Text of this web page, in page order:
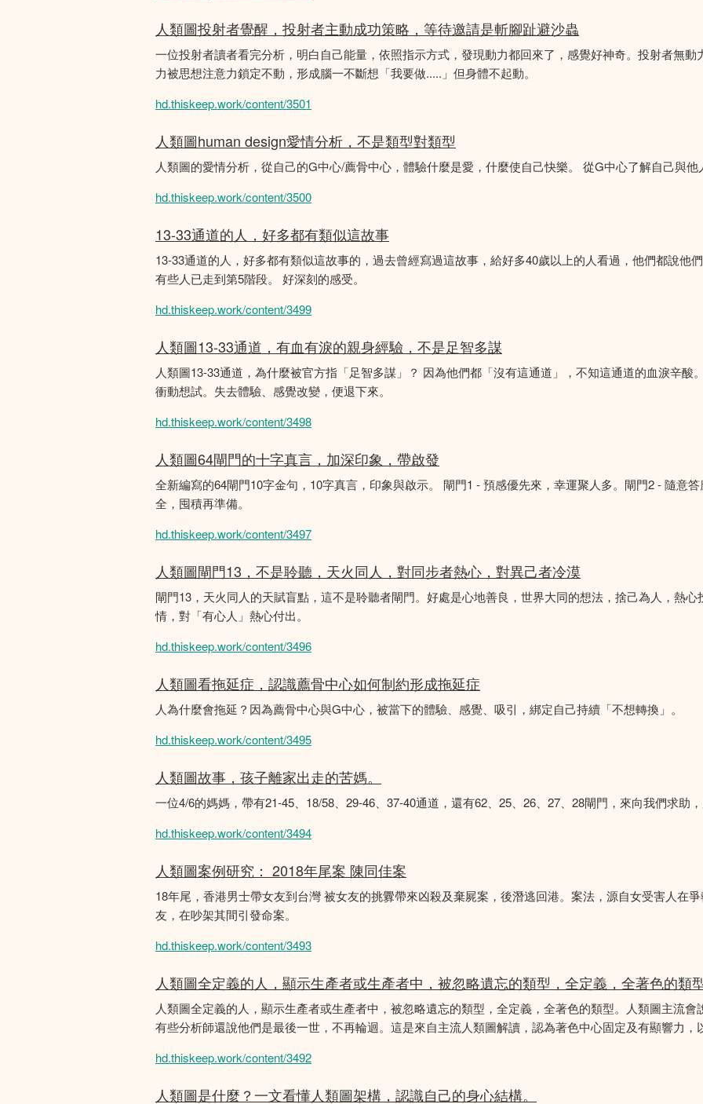
人類圖投射者覺醒，投射者主動成功策略，等待邀請是斬腳趾避沙蟲
一位投射者讀者看完分析，明白自己能量，依照指示方式，發現動力都回來了，感覺好神奇。投射者無
力被思想注意力鎖定不動，形成腦一不斷想「我要做.....」但身體不起動。
hd.thiskeep.work/content/3501
人類圖human design愛情分析，不是類型對類型
人類圖的愛情分析，從自己的G中心/薦骨中心，體驗什麼是愛，什麼使自己快樂。 從G中心了解自己與他
hd.thiskeep.work/content/3500
13-33通道的人，好多都有類似這故事
13-33通道的人，好多都有類似這故事的，過去曾經寫過這故事，給好多40歲以上的人看過，他們都說他
有些人已走到第5階段。 好深刻的感受。
hd.thiskeep.work/content/3499
人類圖13-33通道，有血有淚的親身經驗，不是足智多謀
人類圖13-33通道，為什麼被官方指「足智多謀」？ 因為他們都「沒有這通道」，不知這通道的血淚辛酸
衝動想試。失去體驗、感覺改變，便退下來。
hd.thiskeep.work/content/3498
人類圖64閘門的十字真言，加深印象，帶啟發
全新編寫的64閘門10字金句，10字真言，印象與啟示。 閘門1 - 預感優先來，幸運聚人多。閘門2 - 隨意
全，囤積再準備。
hd.thiskeep.work/content/3497
人類圖閘門13，不是聆聽，天火同人，對同步者熱心，對異己者冷漠
閘門13，天火同人的天賦盲點，這不是聆聽者閘門。好處是心地善良，世界大同的想法，捨己為人，熱
情，對「有心人」熱心付出。
hd.thiskeep.work/content/3496
人類圖看拖延症，認識薦骨中心如何制約形成拖延症
人為什麼會拖延？因為薦骨中心與G中心，被當下的體驗、感覺、吸引，綁定自己持續「不想轉換」。
hd.thiskeep.work/content/3495
人類圖故事，孩子離家出走的苦媽。
一位4/6的媽媽，帶有21-45、18/58、29-46、37-40通道，還有62、25、26、27、28閘門，來向我們求助
hd.thiskeep.work/content/3494
人類圖案例研究： 2018年尾案 陳同佳案
18年尾，香港男士帶女友到台灣 被女友的挑釁帶來凶殺及棄屍案，後潛逃回港。案法，源自女受害人在
友，在吵架其間引發命案。
hd.thiskeep.work/content/3493
人類圖全定義的人，顯示生產者或生產者中，被忽略遺忘的類型，全定義，全著色的類型
人類圖全定義的人，顯示生產者或生產者中，被忽略遺忘的類型，全定義，全著色的類型。人類圖主流會
有些分析師還說他們是最後一世，不再輪迴。這是來自主流人類圖解讀，認為著色中心固定及有顯響力，
hd.thiskeep.work/content/3492
人類圖是什麼？一文看懂人類圖架構，認識自己的身心結構。